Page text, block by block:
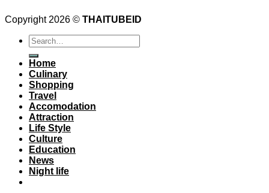
Copyright 2026 © THAITUBEID
Home
Culinary
Shopping
Travel
Accomodation
Attraction
Life Style
Culture
Education
News
Night life